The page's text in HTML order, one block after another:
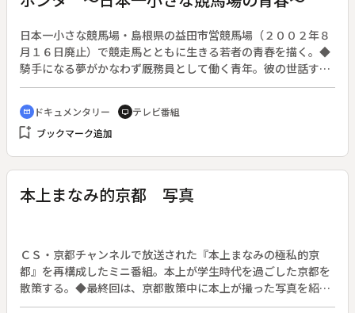
日本一小さな競馬場・島根県の益田市営競馬場（２００２年８
月１６日廃止）で競走馬とともに生きる若者の青春を描く。◆
騎手になる夢がかなわず厩務員として働く青年。彼の世話する
馬に乗ってレースに臨むもう一人の青年。２０代前半の２人の
青年は、立場は違っても競馬に対する思いは同じ。そんな彼ら
の目標は、じゃじゃ馬「ミスポンタ号」で勝利を挙げることで
ある。しかし調教師は、新人騎手が騎乗することを許可しな
にしようと調教する。いわゆる３Ｋと呼ばれる環境でひたむき
に仕事に取り組む２人の姿を約１年間に渡って追った。
cinematic_blur ドキュメンタリー tv テレビ番組
bookmark_add ブックマーク追加
本上まなみ的京都 写真
ＣＳ・京都チャンネルで放送された『本上まなみの極私的京
都』を再構成したミニ番組。本上が学生時代を過ごした京都を
散策する。◆最終回は、京都散策中に本上が撮った写真を紹介
する。